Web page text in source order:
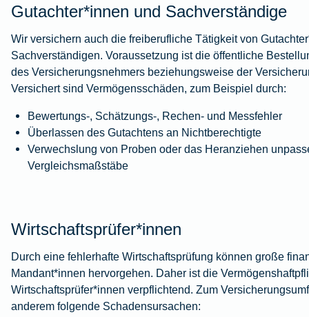
Gutachter*innen und Sachverständige
Wir versichern auch die freiberufliche Tätigkeit von
Sachverständigen. Voraussetzung ist die öffentliche
des Versicherungsnehmers beziehungsweise der
Versichert sind Vermögensschäden, zum Beispiel durch:
Bewertungs-, Schätzungs-, Rechen- und Messfehler
Überlassen des Gutachtens an Nichtberechtigte
Verwechslung von Proben oder das Heranziehen
Vergleichsmaßstäbe
Wirtschaftsprüfer*innen
Durch eine fehlerhafte Wirtschaftsprüfung können große
Mandant*innen hervorgehen. Daher ist die
Wirtschaftsprüfer*innen verpflichtend. Zum
anderem folgende Schadensursachen: